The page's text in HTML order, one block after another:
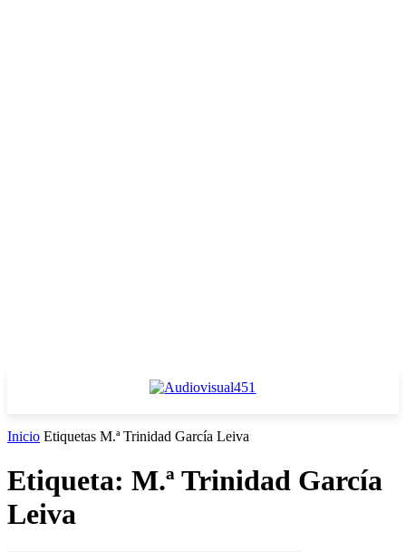
Inicio Etiquetas M.ª Trinidad García Leiva
Etiqueta: M.ª Trinidad García
Leiva